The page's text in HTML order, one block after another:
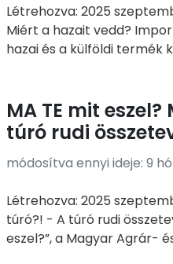
Létrehozva: 2025
Miért a hazait vedd?
hazai és a külföldi termék
MA TE mit
túró rudi
módosítva ennyi ideje: 9
Létrehozva: 2025
túró?! - A túró rudi
eszel?”, a Magyar Agrár-